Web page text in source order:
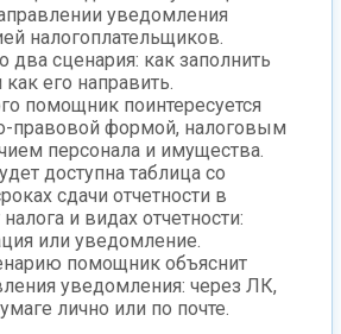
уведомления
налогоплательщиков.
два сценария: как заполнить
его направить.
помощник поинтересуется
правовой формой, налоговым
персонала и имущества.
доступна таблица со
сдачи отчетности в
и видах отчетности:
или уведомление.
помощник объяснит
уведомления: через ЛК,
лично или по почте.